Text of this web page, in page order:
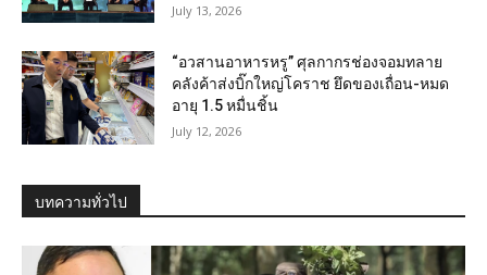
July 13, 2026
“อวสานอาหารหรู” ศุลกากรช่องจอมทลาย
คลังค้าส่งบิ๊กใหญ่โคราช ยึดของเถื่อน-หมด
อายุ 1.5 หมื่นชิ้น
July 12, 2026
บทความทั่วไป